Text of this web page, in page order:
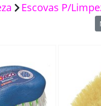
Escovas P/